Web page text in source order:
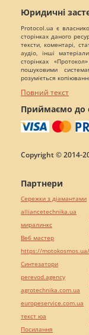
Юридичні
Protocol.ua є
сторінках даного
тексти, коментарі,
аудіо, інші
сторінках
пошуковими
розуміється
Повний текст
Приймаємо до
Copyright © 2014-
Партнери
Сережки з діамантами
alliancetechnika.ua
миралинкс
Веб мастер
https://motokosmos.ua/
Синтезатори
perevod.agency
agrotechnika.com.ua
europeservice.com.ua
текст юа
Посилання